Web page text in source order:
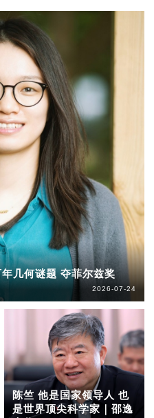
几何谜题 夺菲尔兹奖
2026-07-24
陈竺 他是国家领导人 也
是世界顶尖科学家｜邵逸